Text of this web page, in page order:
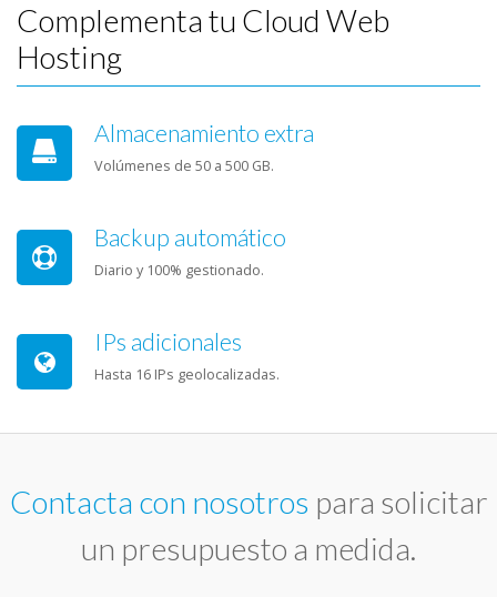
Complementa tu Cloud Web
Hosting
Almacenamiento extra
Volúmenes de 50 a 500 GB.
Backup automático
Diario y 100% gestionado.
IPs adicionales
Hasta 16 IPs geolocalizadas.
Contacta con nosotros para solicitar
un presupuesto a medida.